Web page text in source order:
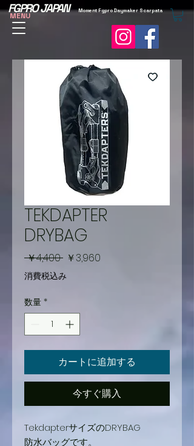
MENU
FGPRO JAPAN Moment Fgpro Daymaker Scarpata
TEKDAPTER
DRYBAG
￥4,400 通
常
￥3,960
消費税込み
数量 *
カートに追加する
今すぐ購入
TekdapterサイズのDRYBAG
防水バッグです。